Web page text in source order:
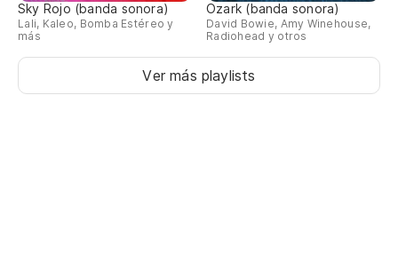
Sky Rojo (banda sonora)
Lali, Kaleo, Bomba Estéreo y
más
Ozark (banda sonora)
David Bowie, Amy Winehouse,
Radiohead y otros
Ver más playlists